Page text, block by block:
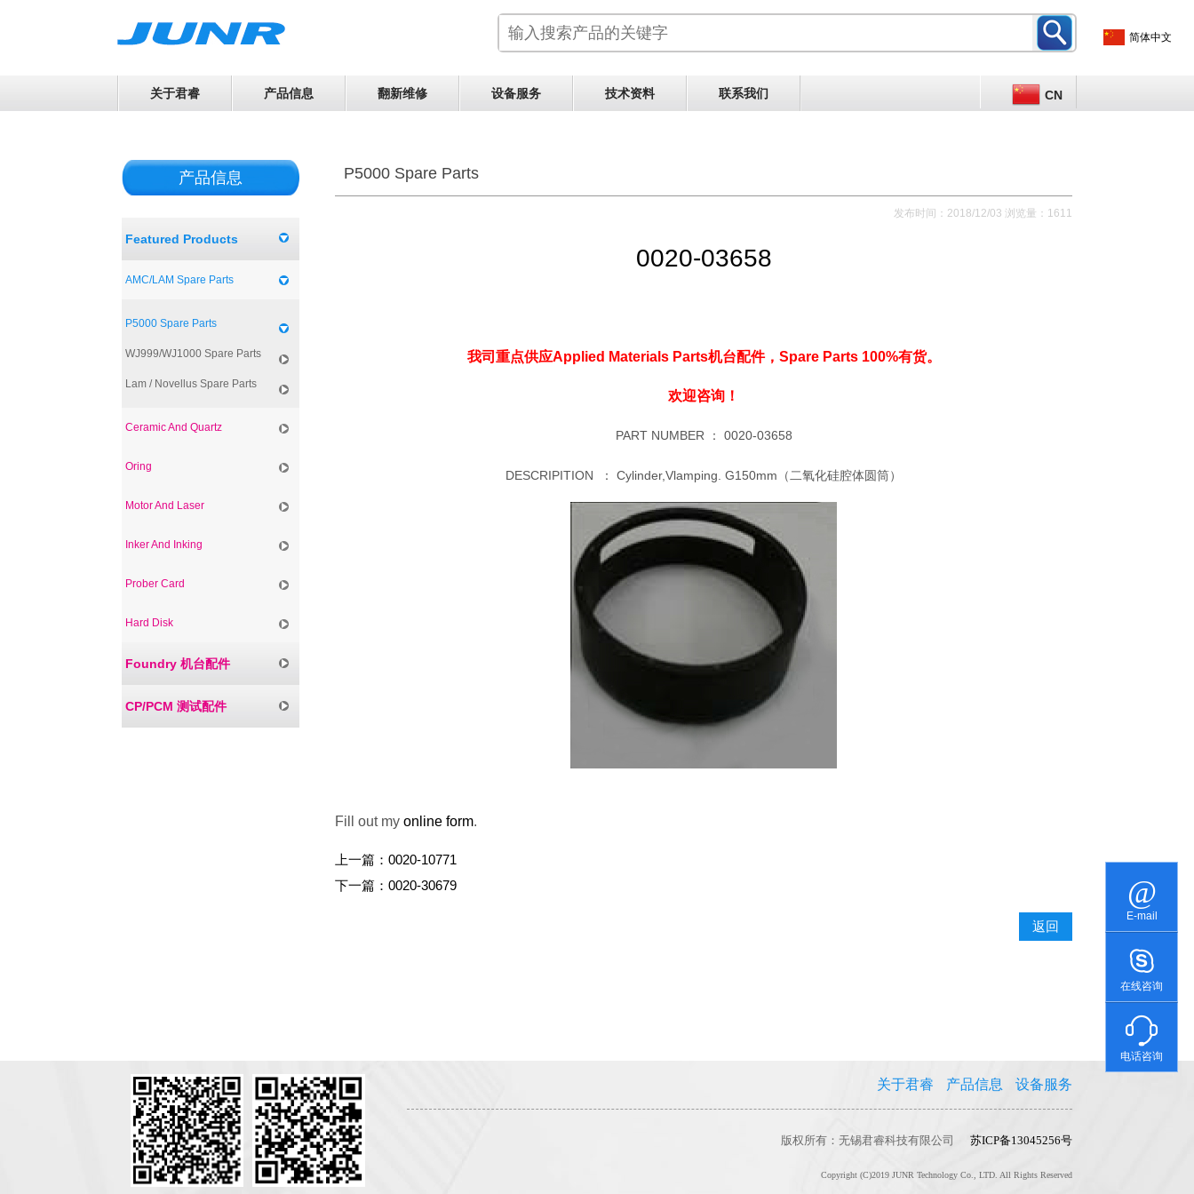
E-mail
在线咨询
电话咨询
关于君睿 产品信息 翻新维修 设备服务 技术资料 联系我们 CN
产品信息
Featured Products
AMC/LAM Spare Parts
P5000 Spare Parts
WJ999/WJ1000 Spare Parts
Lam / Novellus Spare Parts
Ceramic And Quartz
Oring
Motor And Laser
Inker And Inking
Prober Card
Hard Disk
Foundry 机台配件
CP/PCM 测试配件
P5000 Spare Parts
发布时间：2018/12/03 浏览量：1611
0020-03658
我司重点供应Applied Materials Parts机台配件，Spare Parts 100%有货。
欢迎咨询！
PART NUMBER ： 0020-03658
DESCRIPITION ： Cylinder,Vlamping. G150mm（二氧化硅腔体圆筒）
Fill out my online form.
上一篇： 0020-10771
下一篇： 0020-30679
返回
关于君睿 产品信息 设备服务
版权所有：无锡君睿科技有限公司 苏ICP备13045256号
Copyright (C)2019 JUNR Technology Co., LTD. All Rights Reserved
简体中文